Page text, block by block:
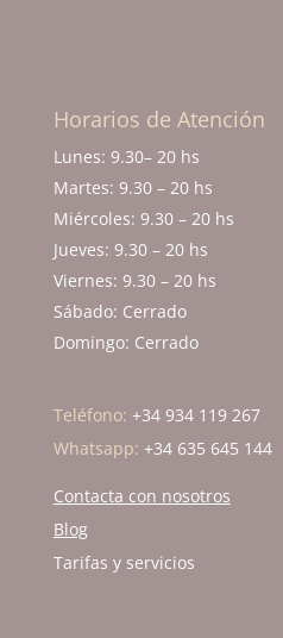
Horarios de Atención
Lunes: 9.30–20 hs
Martes: 9.30 – 20 hs
Miércoles: 9.30 – 20 hs
Jueves: 9.30 – 20 hs
Viernes: 9.30 – 20 hs
Sábado: Cerrado
Domingo: Cerrado
Teléfono: +34 934 119 267
Whatsapp: +34 635 645 144
Contacta con nosotros
Blog
Tarifas y servicios